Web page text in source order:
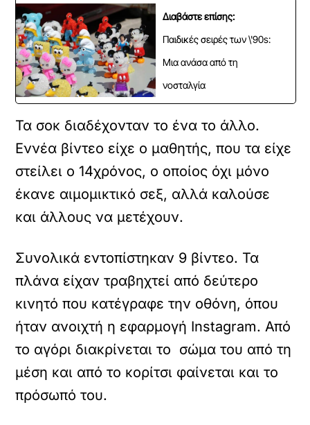
Διαβάστε επίσης:
Παιδικές σειρές των \'90s:
Μια ανάσα από τη
νοσταλγία
Τα σοκ διαδέχονταν το ένα το άλλο.
Εννέα βίντεο είχε ο μαθητής, που τα είχε
στείλει ο 14χρόνος, ο οποίος όχι μόνο
έκανε αιμομικτικό σεξ, αλλά καλούσε
και άλλους να μετέχουν.
Συνολικά εντοπίστηκαν 9 βίντεο. Τα
πλάνα είχαν τραβηχτεί από δεύτερο
κινητό που κατέγραφε την οθόνη, όπου
ήταν ανοιχτή η εφαρμογή Instagram. Από
το αγόρι διακρίνεται το σώμα του από τη
μέση και από το κορίτσι φαίνεται και το
πρόσωπό του.